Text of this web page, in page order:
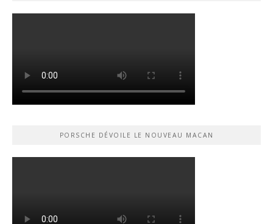
PORSCHE DÉVOILE LE NOUVEAU MACAN